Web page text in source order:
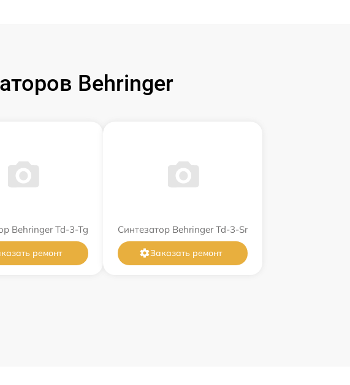
Behringer
Behringer Td-3-Tg
ремонт
Синтезатор Behringer Td-3-Sr
Заказать ремонт